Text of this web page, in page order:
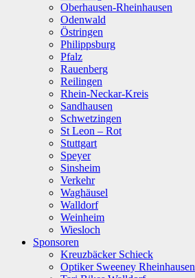
Oberhausen-Rheinhausen
Odenwald
Östringen
Philippsburg
Pfalz
Rauenberg
Reilingen
Rhein-Neckar-Kreis
Sandhausen
Schwetzingen
St Leon – Rot
Stuttgart
Speyer
Sinsheim
Verkehr
Waghäusel
Walldorf
Weinheim
Wiesloch
Sponsoren
Kreuzbäcker Schieck
Optiker Sweeney Rheinhausen